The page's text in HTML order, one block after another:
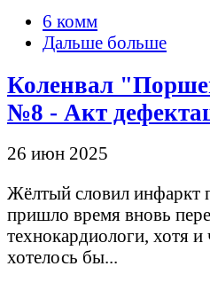
6 комм
Дальше больше
Коленвал
№8 - Акт
26 июн 2025
Жёлтый словил инфаркт
пришло время вновь
технокардиологи, хотя
хотелось бы...